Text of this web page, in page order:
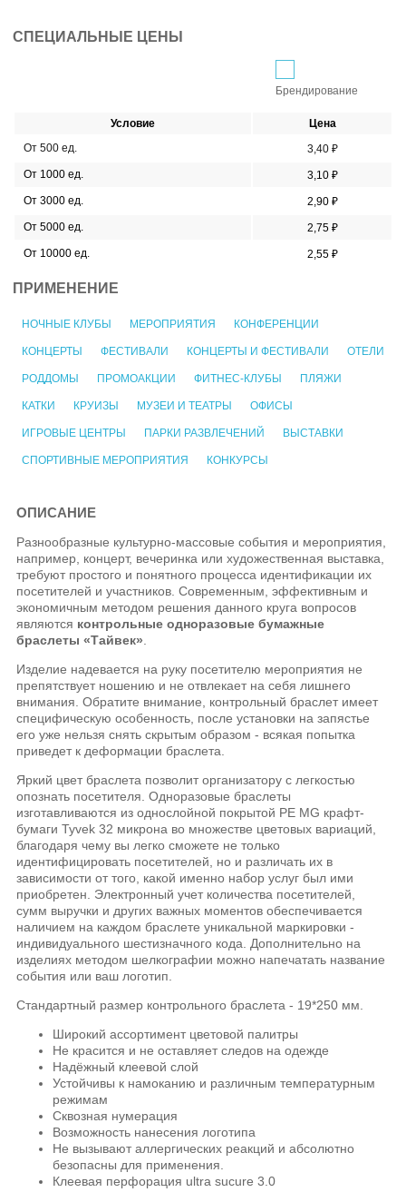
СПЕЦИАЛЬНЫЕ ЦЕНЫ
Брендирование
Условие
Цена
От 500 ед.
3,40 ₽
От 1000 ед.
3,10 ₽
От 3000 ед.
2,90 ₽
От 5000 ед.
2,75 ₽
От 10000 ед.
2,55 ₽
ПРИМЕНЕНИЕ
НОЧНЫЕ КЛУБЫ МЕРОПРИЯТИЯ КОНФЕРЕНЦИИ
КОНЦЕРТЫ ФЕСТИВАЛИ КОНЦЕРТЫ И ФЕСТИВАЛИ ОТЕЛИ
РОДДОМЫ ПРОМОАКЦИИ ФИТНЕС-КЛУБЫ ПЛЯЖИ
КАТКИ КРУИЗЫ МУЗЕИ И ТЕАТРЫ ОФИСЫ
ИГРОВЫЕ ЦЕНТРЫ ПАРКИ РАЗВЛЕЧЕНИЙ ВЫСТАВКИ
СПОРТИВНЫЕ МЕРОПРИЯТИЯ КОНКУРСЫ
ОПИСАНИЕ
Разнообразные культурно-массовые события и мероприятия,
например, концерт, вечеринка или художественная выставка,
требуют простого и понятного процесса идентификации их
посетителей и участников. Современным, эффективным и
экономичным методом решения данного круга вопросов
являются контрольные одноразовые бумажные
браслеты «Тайвек».
Изделие надевается на руку посетителю мероприятия не
препятствует ношению и не отвлекает на себя лишнего
внимания. Обратите внимание, контрольный браслет имеет
специфическую особенность, после установки на запястье
его уже нельзя снять скрытым образом - всякая попытка
приведет к деформации браслета.
Яркий цвет браслета позволит организатору с легкостью
опознать посетителя. Одноразовые браслеты
изготавливаются из однослойной покрытой РЕ MG крафт-
бумаги Tyvek 32 микрона во множестве цветовых вариаций,
благодаря чему вы легко сможете не только
идентифицировать посетителей, но и различать их в
зависимости от того, какой именно набор услуг был ими
приобретен. Электронный учет количества посетителей,
сумм выручки и других важных моментов обеспечивается
наличием на каждом браслете уникальной маркировки -
индивидуального шестизначного кода. Дополнительно на
изделиях методом шелкографии можно напечатать название
события или ваш логотип.
Стандартный размер контрольного браслета - 19*250 мм.
Широкий ассортимент цветовой палитры
Не красится и не оставляет следов на одежде
Надёжный клеевой слой
Устойчивы к намоканию и различным температурным
режимам
Сквозная нумерация
Возможность нанесения логотипа
Не вызывают аллергических реакций и абсолютно
безопасны для применения.
Клеевая перфорация ultra sucure 3.0